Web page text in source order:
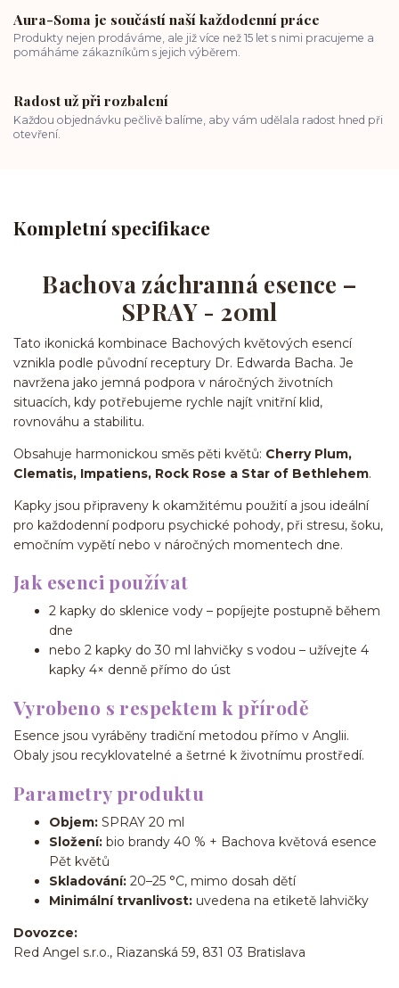
Aura-Soma je součástí naší každodenní práce
Produkty nejen prodáváme, ale již více než 15 let s nimi pracujeme a
pomáháme zákazníkům s jejich výběrem.
Radost už při rozbalení
Každou objednávku pečlivě balíme, aby vám udělala radost hned při
otevření.
Kompletní specifikace
Bachova záchranná esence –
SPRAY - 20ml
Tato ikonická kombinace Bachových květových esencí
vznikla podle původní receptury Dr. Edwarda Bacha. Je
navržena jako jemná podpora v náročných životních
situacích, kdy potřebujeme rychle najít vnitřní klid,
rovnováhu a stabilitu.
Obsahuje harmonickou směs pěti květů: Cherry Plum,
Clematis, Impatiens, Rock Rose a Star of Bethlehem.
Kapky jsou připraveny k okamžitému použití a jsou ideální
pro každodenní podporu psychické pohody, při stresu, šoku,
emočním vypětí nebo v náročných momentech dne.
Jak esenci používat
2 kapky do sklenice vody – popíjejte postupně během
dne
nebo 2 kapky do 30 ml lahvičky s vodou – užívejte 4
kapky 4× denně přímo do úst
Vyrobeno s respektem k přírodě
Esence jsou vyráběny tradiční metodou přímo v Anglii.
Obaly jsou recyklovatelné a šetrné k životnímu prostředí.
Parametry produktu
Objem: SPRAY 20 ml
Složení: bio brandy 40 % + Bachova květová esence
Pět květů
Skladování: 20–25 °C, mimo dosah dětí
Minimální trvanlivost: uvedena na etiketě lahvičky
Dovozce:
Red Angel s.r.o., Riazanská 59, 831 03 Bratislava